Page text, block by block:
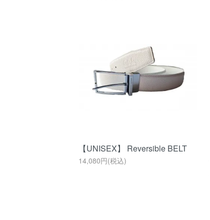
【UNISEX】 Reversible BELT
14,080円(税込)